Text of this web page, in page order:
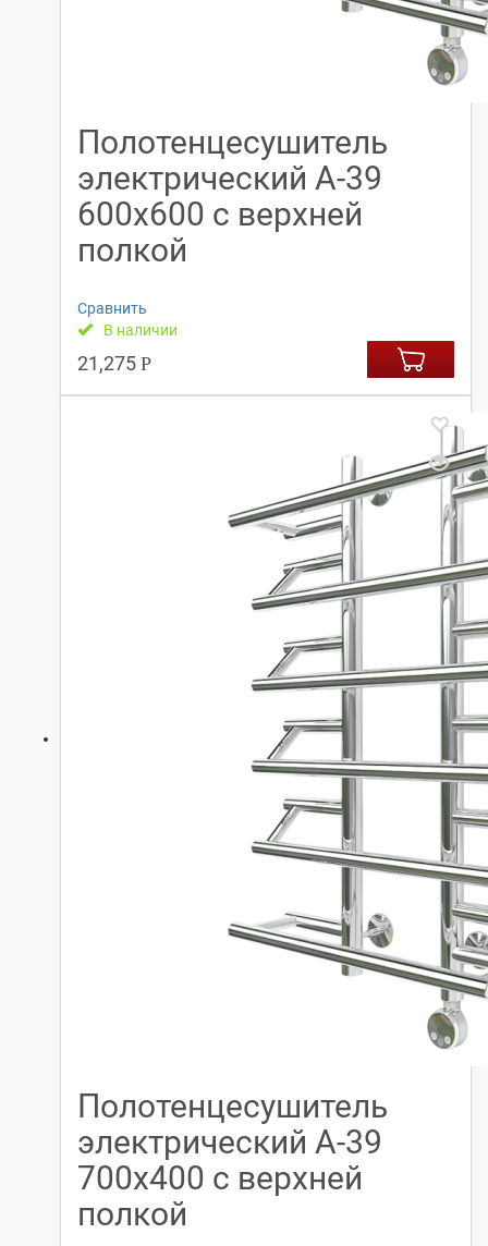
Полотенцесушитель
электрический А-39
600х600 с верхней
полкой
Сравнить
В наличии
21,275 Р
Полотенцесушитель
электрический А-39
700х400 с верхней
полкой